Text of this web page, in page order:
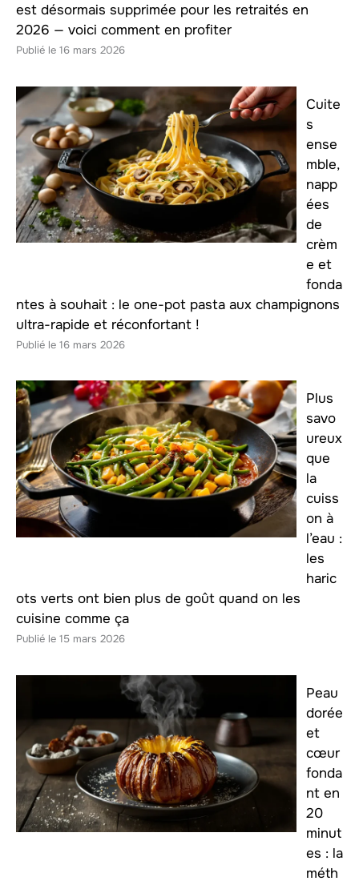
est désormais supprimée pour les retraités en
2026 — voici comment en profiter
16 mars 2026
Cuite
s
ense
mble,
napp
ées
de
crèm
e et
fonda
ntes à souhait : le one-pot pasta aux champignons
ultra-rapide et réconfortant !
16 mars 2026
Plus
savo
ureux
que
la
cuiss
on à
l’eau :
les
haric
ots verts ont bien plus de goût quand on les
cuisine comme ça
15 mars 2026
Peau
dorée
et
cœur
fonda
nt en
20
minut
es : la
méth